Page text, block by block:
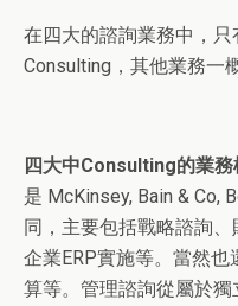
在四大的諮詢業務中，只
Consulting，其他業務一
四大中Consulting的業務
是 McKinsey, Bain & Co,
同，主要包括戰略諮詢、
企業ERP實施等。當然
算等。管理諮詢從屬於